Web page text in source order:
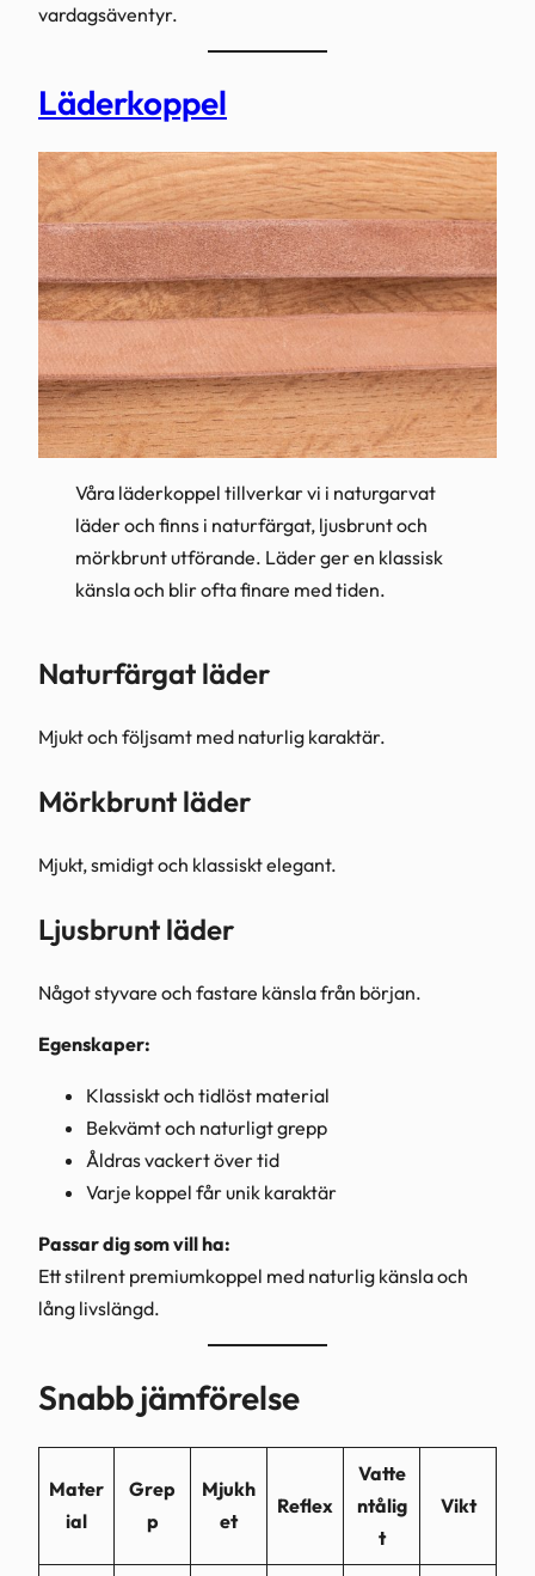
vardagsäventyr.
Läderkoppel
Våra läderkoppel tillverkar vi i naturgarvat
läder och finns i naturfärgat, ljusbrunt och
mörkbrunt utförande. Läder ger en klassisk
känsla och blir ofta finare med tiden.
Naturfärgat läder
Mjukt och följsamt med naturlig karaktär.
Mörkbrunt läder
Mjukt, smidigt och klassiskt elegant.
Ljusbrunt läder
Något styvare och fastare känsla från början.
Egenskaper:
Klassiskt och tidlöst material
Bekvämt och naturligt grepp
Åldras vackert över tid
Varje koppel får unik karaktär
Passar dig som vill ha:
Ett stilrent premiumkoppel med naturlig känsla och
lång livslängd.
Snabb jämförelse
Mater
ial
Grep
p
Mjukh
et
Reflex
Vatte
ntålig
t
Vikt